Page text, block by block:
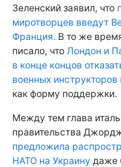
Зеленский заявил, что
миротворцев введут
Франция. В то же
писало, что Лондон и
в конце концов
военных инструкторов
как форму поддержки.
Между тем глава
правительства
предложила
НАТО на Украину даже